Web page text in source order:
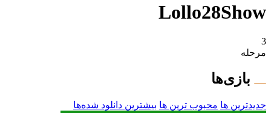
Lollo28Show
3
مرحله
بازی‌ها
جدیدترین ها محبوب ترین ها بیشترین دانلود شده‌ها